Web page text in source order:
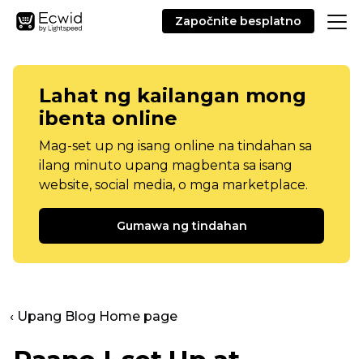
Započnite besplatno
Lahat ng kailangan mong
ibenta online
Mag-set up ng isang online na tindahan sa
ilang minuto upang magbenta sa isang
website, social media, o mga marketplace.
Gumawa ng tindahan
‹ Upang Blog Home page